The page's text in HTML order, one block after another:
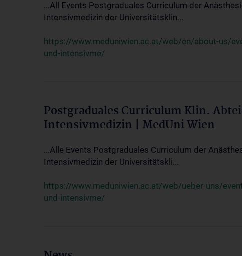
...All Events Postgraduales Curriculum der
Intensivmedizin der Universitätsklin...
https://www.meduniwien.ac.at/web/en/about-us/
und-intensivme/
Postgraduales Curriculum Klin.
Intensivmedizin | MedUni Wien
...Alle Events Postgraduales Curriculum der
Intensivmedizin der Universitätskli...
https://www.meduniwien.ac.at/web/ueber-uns/
und-intensivme/